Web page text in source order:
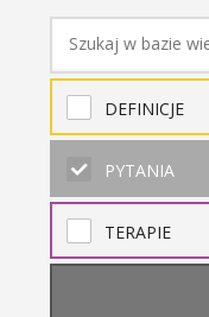
DEFINICJE
PYTANIA
TERAPIE